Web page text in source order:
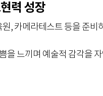
력 성장
, 카메라테스트 등을 준비
을 느끼며 예술적 감각을